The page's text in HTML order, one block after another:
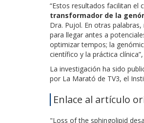
“Estos resultados facilitan el
transformador de la
Dra. Pujol. En otras
para llegar antes a
optimizar tempos; la
científico y la práctica
La investigación ha sido
por La Marató de TV3, el
Enlace al artículo
"Loss of the sphingolipid